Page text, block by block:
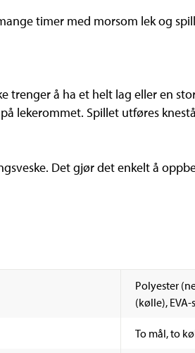
timer med morsom lek og
trenger å ha et helt lag eller en
lekerommet. Spillet utføres
Det gjør det enkelt å
Polyester
(kølle),
To mål, to